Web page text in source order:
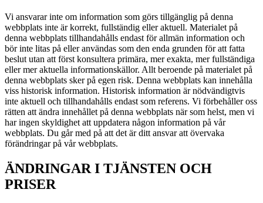
Vi ansvarar inte om information som görs tillgänglig på denna
webbplats inte är korrekt, fullständig eller aktuell. Materialet på
denna webbplats tillhandahålls endast för allmän information och
bör inte litas på eller användas som den enda grunden för att fatta
beslut utan att först konsultera primära, mer exakta, mer fullständiga
eller mer aktuella informationskällor. Allt beroende på materialet på
denna webbplats sker på egen risk. Denna webbplats kan innehålla
viss historisk information. Historisk information är nödvändigtvis
inte aktuell och tillhandahålls endast som referens. Vi förbehåller oss
rätten att ändra innehållet på denna webbplats när som helst, men vi
har ingen skyldighet att uppdatera någon information på vår
webbplats. Du går med på att det är ditt ansvar att övervaka
förändringar på vår webbplats.
ÄNDRINGAR I TJÄNSTEN OCH
PRISER